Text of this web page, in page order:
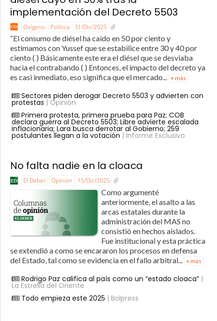
implementación del Decreto 5503
Oxígeno Política 31/Dic/2025
“El consumo de diésel ha caído en 50 por ciento y
estimamos con Yussef que se estabilice entre 30 y 40 por
ciento ( ) Básicamente este era el diésel que se desviaba
hacia el contrabando ( ) Entonces, el impacto del decreto ya
es casi inmediato, eso significa que el mercado... + más
Sectores piden derogar Decreto 5503 y advierten con
protestas | Opinión
Primera protesta, primera prueba para Paz; COB
declara guerra al Decreto 5503; Libre advierte escalada
inflacionaria; Lara busca derrotar al Gobierno; 259
postulantes llegan a la votación | Informe Exclusivo
No falta nadie en la cloaca
El Deber Opinión 15/Dic/2025
Como argumenté
anteriormente, el asalto a las
arcas estatales durante la
administración del MAS no
consistió en hechos aislados.
Fue institucional y esta práctica
se extendió a como se encararon los procesos en defensa
del Estado, tal como se evidencia en el fallo arbitral... + más
Rodrigo Paz califica al país como un “estado cloaca”|
La Estrella del Oriente
Todo empieza este 2025 | Bolpress